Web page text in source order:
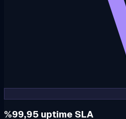
%99,95 uptime SLA